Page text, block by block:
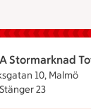
Stormarknad
10, Malmö
Stormarknad
Stänger 23